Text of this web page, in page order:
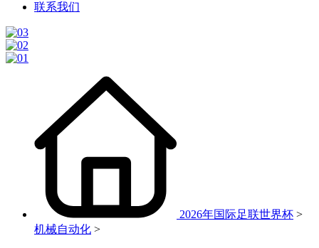
联系我们
2026年国际足联世界杯 >
机械自动化 >